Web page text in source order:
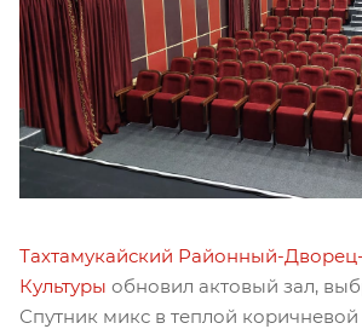
Тахтамукайский Районный-Дворец-
Культуры обновил актовый зал,
Спутник микс в теплой